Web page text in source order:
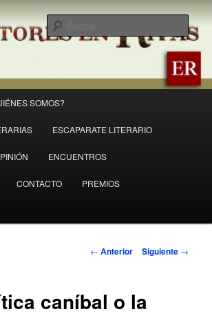
Rivas
SOMOS?
ESCAPARATE LITERARIO
ENCUENTROS
CONTACTO PREMIOS
Navegación
← Anterior Siguiente →
caníbal o la